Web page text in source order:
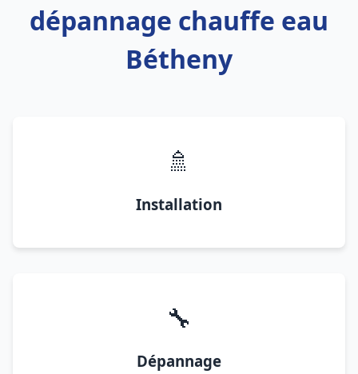
dépannage chauffe eau
Bétheny
🚿
Installation
🔧
Dépannage